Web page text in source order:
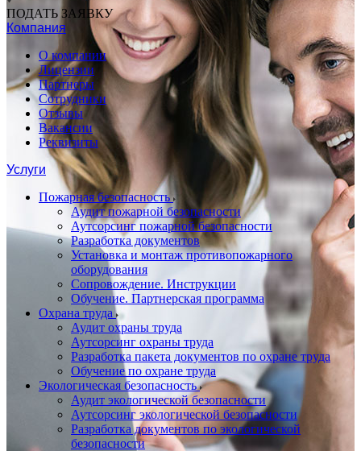
ПОДАТЬ ЗАЯВКУ
Компания
О компании
Лицензии
Партнеры
Сотрудники
Отзывы
Вакансии
Реквизиты
Услуги
Пожарная безопасность
Аудит пожарной безопасности
Аутсорсинг пожарной безопасности
Разработка документов
Установка и монтаж противопожарного
оборудования
Сопровождение. Инструкции
Обучение. Партнерская программа
Охрана труда
Аудит охраны труда
Аутсорсинг охраны труда
Разработка пакета документов по охране труда
Обучение по охране труда
Экологическая безопасность
Аудит экологической безопасности
Аутсорсинг экологической безопасности
Разработка документов по экологической
безопасности